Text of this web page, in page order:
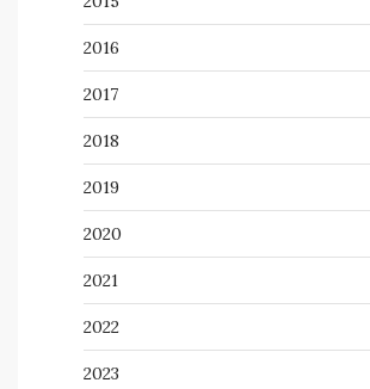
2016
2017
2018
2019
2020
2021
2022
2023